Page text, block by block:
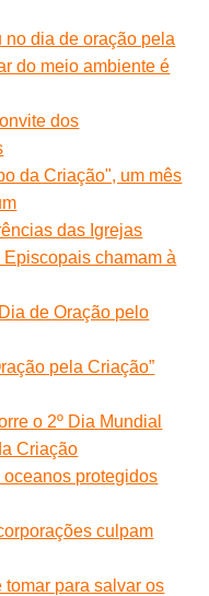
no dia de oração pela
do meio ambiente é
dos
da Criação", um mês
das Igrejas
chamam à
de Oração pelo
pela Criação”
o 2º Dia Mundial
Criação
protegidos
culpam
para salvar os